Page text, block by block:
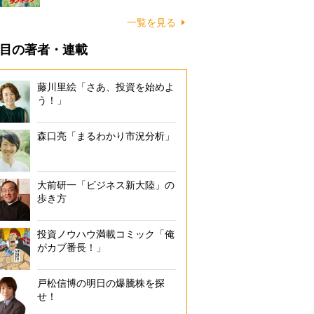
一覧を見る
の著者・連載
藤川里絵「さあ、投資を始めよ
う！」
森口亮「まるわかり市況分析」
大前研一「ビジネス新大陸」の
歩き方
投資ノウハウ満載コミック「俺
がカブ番長！」
戸松信博の明日の爆騰株を探
せ！